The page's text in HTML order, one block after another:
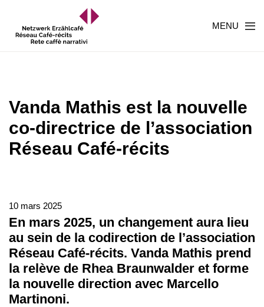
MENU
Vanda Mathis est la nouvelle
co-directrice de l’association
Réseau Café-récits
10 mars 2025
En mars 2025, un changement aura lieu
au sein de la codirection de l’association
Réseau Café-récits. Vanda Mathis prend
la relève de Rhea Braunwalder et forme
la nouvelle direction avec Marcello
Martinoni.